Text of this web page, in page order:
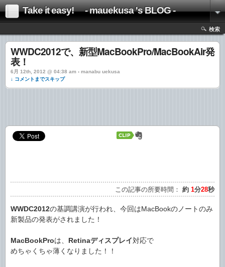
Take it easy! - mauekusa 's BLOG -
検索
WWDC2012で、新型MacBookPro/MacBookAir発
表！
6月 12th, 2012 @ 04:38 am › manabu uekusa
↓ コメントまでスキップ
この記事の所要時間： 約 1分28秒
WWDC2012の基調講演が行われ、今回はMacBookのノートのみ
新製品の発表がされました！
MacBookProは、 Retinaディスプレイ対応で
めちゃくちゃ薄くなりました！！